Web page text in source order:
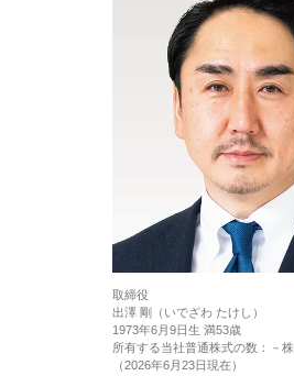
取締役
出澤 剛（いでざわ たけし）
1973年6月9日生 満53歳
所有する当社普通株式の数：－株
（2026年6月23日現在）